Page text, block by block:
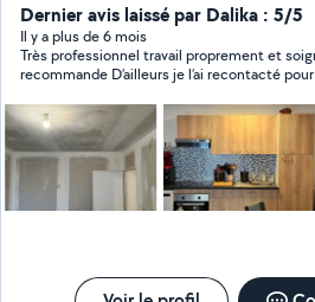
plaintes. Rèparation lissage Murs intérieur et exterieur.
Montage de meuble en kit ou en pré kit.
parquet, Pose de linos sur dalles ,
escaliers , Pose de papiers peint ,
Pose de faënce ,carrelages,briques
Réalisation de têtes de lit en placo. Pose de cloture en
grille rigide avec sa toile ou divers
J'ai tous l'équipement et le matériels nécessaires pour
intervenir. Je possède une grande
Dernier avis laissé par Dalika : 5/5
Il y a plus de 6 mois
Très professionnel travail proprement et
recommande D’ailleurs je l’ai